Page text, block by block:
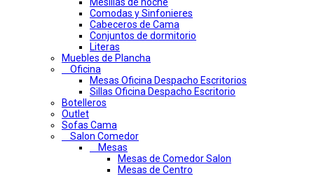
Comodas y Sinfonieres
Cabeceros de Cama
Conjuntos de dormitorio
Literas
Muebles de Plancha
Oficina
Mesas Oficina Despacho Escritorios
Sillas Oficina Despacho Escritorio
Botelleros
Outlet
Sofas Cama
Salon Comedor
Mesas
Mesas de Comedor Salon
Mesas de Centro